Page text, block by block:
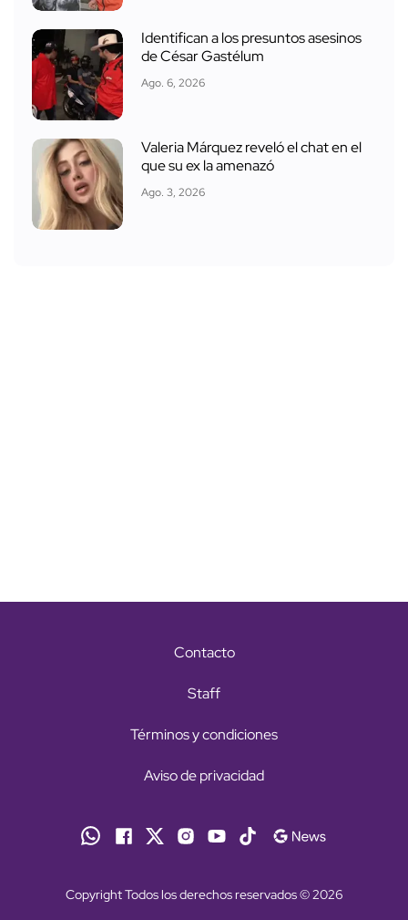
Identifican a los presuntos asesinos
de César Gastélum
Ago. 6, 2026
Valeria Márquez reveló el chat en el
que su ex la amenazó
Ago. 3, 2026
Contacto
Staff
Términos y condiciones
Aviso de privacidad
Copyright Todos los derechos reservados © 2026